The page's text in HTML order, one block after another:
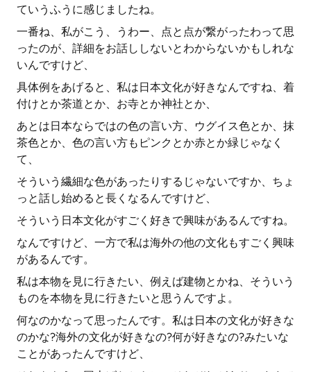
ていうふうに感じましたね。
一番ね、私がこう、うわー、点と点が繋がったわって思
ったのが、詳細をお話ししないとわからないかもしれな
いんですけど、
具体例をあげると、私は日本文化が好きなんですね、着
付けとか茶道とか、お寺とか神社とか、
あとは日本ならではの色の言い方、ウグイス色とか、抹
茶色とか、色の言い方もピンクとか赤とか緑じゃなく
て、
そういう繊細な色があったりするじゃないですか、ちょ
っと話し始めると長くなるんですけど、
そういう日本文化がすごく好きで興味があるんですね。
なんですけど、一方で私は海外の他の文化もすごく興味
があるんです。
私は本物を見に行きたい、例えば建物とかね、そういう
ものを本物を見に行きたいと思うんですよ。
何なのかなって思ったんです。私は日本の文化が好きな
のかな?海外の文化が好きなの?何が好きなの?みたいな
ことがあったんですけど、